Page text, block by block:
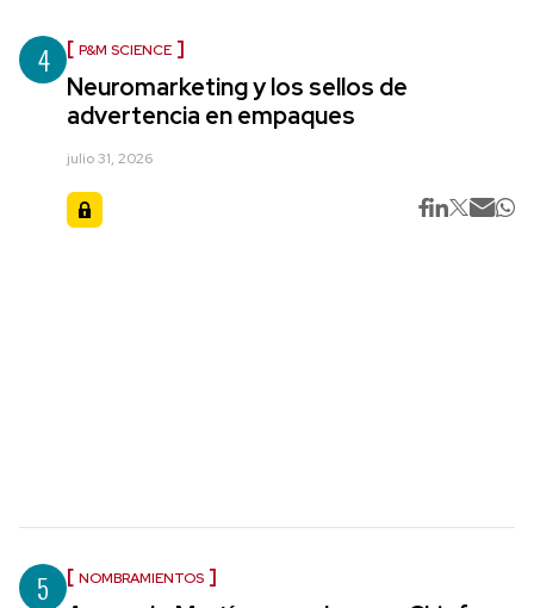
4 P&M SCIENCE
Neuromarketing y los sellos de
advertencia en empaques
julio 31, 2026
5 NOMBRAMIENTOS